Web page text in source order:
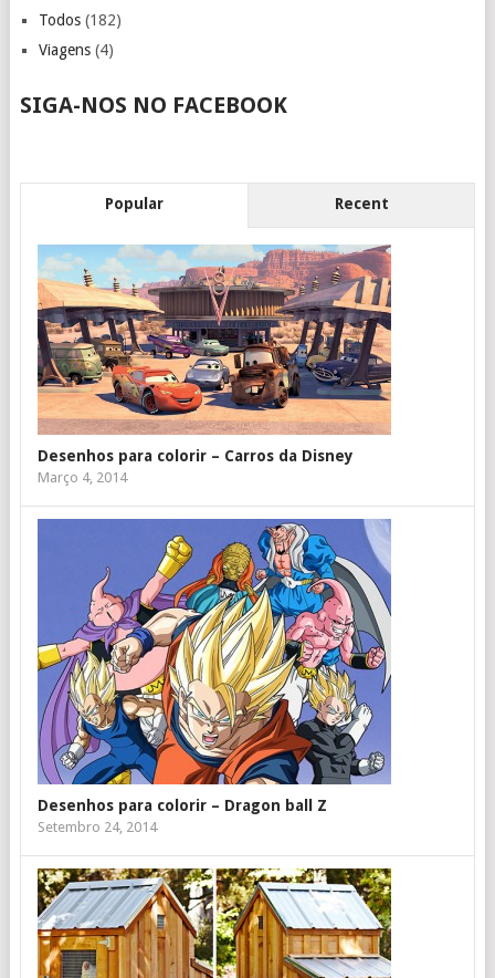
Todos(182)
Viagens(4)
SIGA-NOS NO FACEBOOK
Popular Recent
Desenhos para colorir – Carros da Disney
Março 4, 2014
Desenhos para colorir – Dragon ball Z
Setembro 24, 2014